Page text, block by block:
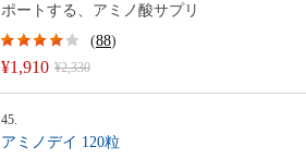
ポートする、アミノ酸サプリ
¥1,910 ¥2,330
(88)
45.
アミノデイ 120粒